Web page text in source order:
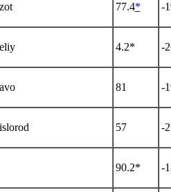
77.4* -
4.2* -
81 -
57 -
90.2* -